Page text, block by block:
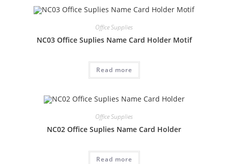
Office Supplies
NC03 Office Suplies Name Card Holder Motif
Read more
Office Supplies
NC02 Office Suplies Name Card Holder
Read more